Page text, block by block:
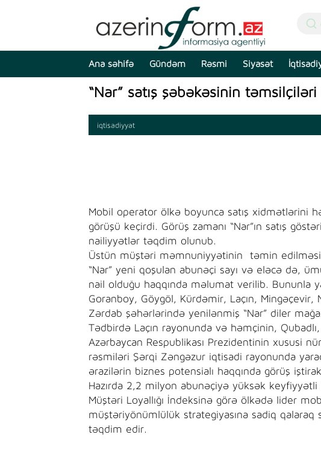
Ana səhifə Gündəm Rəsmi Siyasət
“Nar” satış şəbəkəsinin
iqtisadiyyat
Mobil operator ölkə boyunca satış xidmətlərini
görüşü keçirdi. Görüş zamanı “Nar”ın satış
nailiyyətlər təqdim olunub.
Üstün müştəri məmnuniyyətinin təmin
“Nar” yeni qoşulan abunəçi sayı və eləcə də,
nail olduğu haqqında məlumat verilib. Bununla
Goranboy, Göygöl, Kürdəmir, Laçın,
Zərdab şəhərlərində yenilənmiş “Nar” diler
Tədbirdə Laçın rayonunda və həmçinin,
Azərbaycan Respublikası Prezidentinin xususi
rəsmiləri Şərqi Zəngəzur iqtisadi rayonunda
ərazilərin biznes potensialı haqqında görüş
Hazırda 2,2 milyon abunəçiyə yüksək
Müştəri Loyallığı İndeksinə görə ölkədə lider
müştəriyönümlülük strategiyasına sadiq qalaraq
təqdim edir.